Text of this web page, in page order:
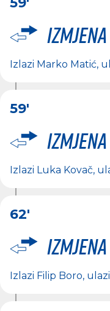
Izmjena
Izlazi Marko Matić,
59'
Izmjena
Izlazi Luka Kovač,
62'
Izmjena
Izlazi Filip Boro, ulazi